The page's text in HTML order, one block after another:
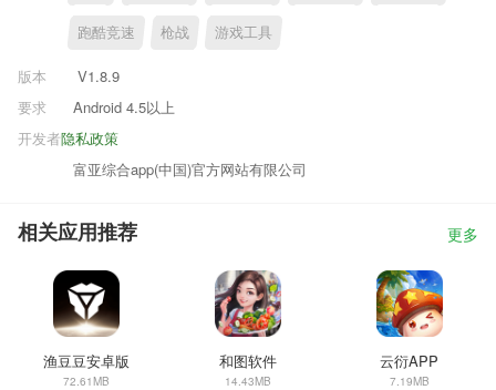
跑酷竞速 枪战 游戏工具
版本
V1.8.9
要求
Android 4.5以上
隐私政策
开发者
富亚综合app(中国)官方网站有限公司
相关应用推荐 更多
渔豆豆安卓版
72.61MB
和图软件
14.43MB
云衍APP
7.19MB